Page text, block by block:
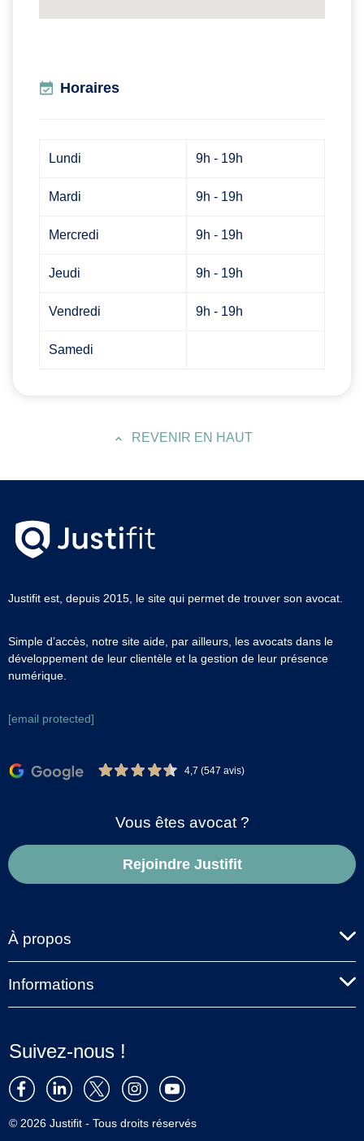
Horaires
Lundi 9h - 19h
Mardi 9h - 19h
Mercredi 9h - 19h
Jeudi 9h - 19h
Vendredi 9h - 19h
Samedi
REVENIR EN HAUT
Justifit est, depuis 2015, le site qui permet de trouver son avocat.
Simple d’accès, notre site aide, par ailleurs, les avocats dans le
développement de leur clientèle et la gestion de leur présence
numérique.
[email protected]
4,7 (547 avis)
Vous êtes avocat ?
Rejoindre Justifit
À propos
Informations
Suivez-nous !
© 2026 Justifit - Tous droits réservés